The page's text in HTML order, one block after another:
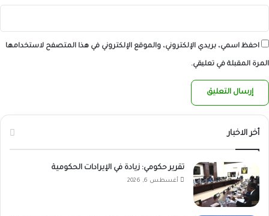
احفظ اسمي، بريدي الإلكتروني، والموقع الإلكتروني في هذا المتصفح لاستخدامها
المرة المقبلة في تعليقي.
أخر الاخبار
تقرير حكومي: زيادة في الإيرادات الحكومية
أغسطس 6, 2026